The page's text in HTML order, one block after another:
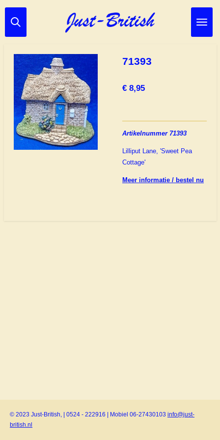
Ga
direct
hoofdinhoud
71393
€ 8,95
Artikelnummer 71393
Lilliput Lane, 'Sweet Pea
Cottage'
Meer informatie / bestel nu
© 2023 Just-British, | 0524 - 222916 | Mobiel 06-27430103 info@just-
british.nl